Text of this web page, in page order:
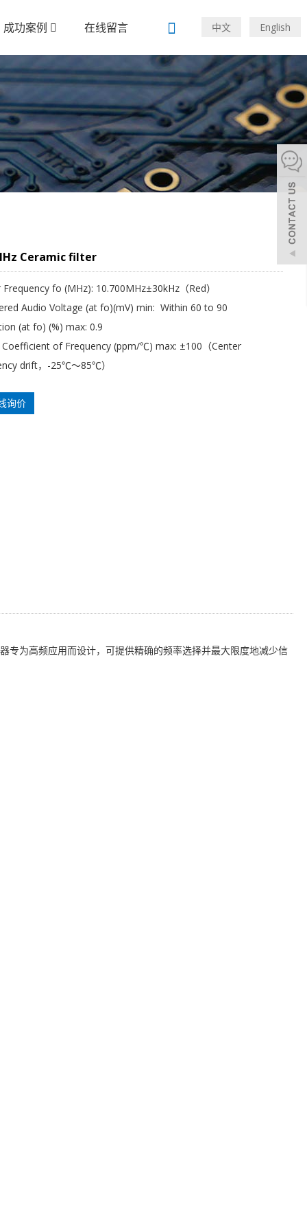
成功案例 在线留言 中文 English
Ceramic filter
fo (MHz): 10.700MHz±30kHz（Red）
Audio Voltage (at fo)(mV) min: Within 60 to 90
(at fo) (%) max: 0.9
Coefficient of Frequency (ppm/℃) max: ±100（Center
drift，-25℃～85℃）
询价
为高频应用而设计，可提供精确的频率选择并最大限度地减少信